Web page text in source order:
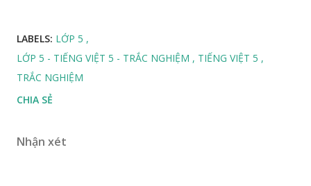
LABELS: LỚP 5
LỚP 5 - TIẾNG VIỆT 5 - TRẮC NGHIỆM
TIẾNG VIỆT 5
TRẮC NGHIỆM
CHIA SẺ
Nhận xét